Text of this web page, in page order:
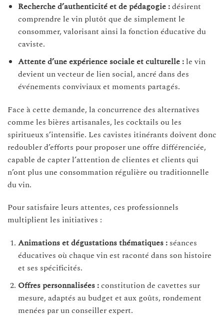
Recherche d’authenticité et de pédagogie :désirent
comprendre le vin plutôt que de simplement le
consommer, valorisant ainsi la fonction éducative du
caviste.
Attente d’une expérience sociale et culturelle :le vin
devient un vecteur de lien social, ancré dans des
événements conviviaux et moments partagés.
Face à cette demande, la concurrence des alternatives
comme les bières artisanales, les cocktails ou les
spiritueux s’intensifie. Les cavistes itinérants doivent donc
redoubler d’efforts pour proposer une offre différenciée,
capable de capter l’attention de clientes et clients qui
n’ont plus une consommation régulière ou traditionnelle
du vin.
Pour satisfaire leurs attentes, ces professionnels
multiplient les initiatives :
Animations et dégustations thématiques :séances
éducatives où chaque vin est raconté dans son histoire
et ses spécificités.
Offres personnalisées :constitution de cavettes sur
mesure, adaptés au budget et aux goûts, rondement
menées par un conseiller expert.